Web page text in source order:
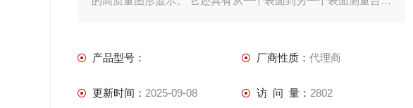
产品型号： 厂商性质： 代理商
更新时间： 2025-09-08 访 问 量： 2802